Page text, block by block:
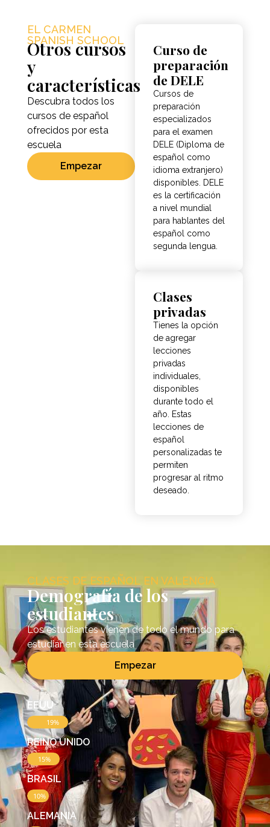
EL CARMEN
SPANISH SCHOOL
Otros cursos
y
características
Descubra todos los
cursos de español
ofrecidos por esta
escuela
Empezar
Curso de
preparación
de DELE
Cursos de
preparación
especializados
para el examen
DELE (Diploma de
español como
idioma extranjero)
disponibles. DELE
es la certificación
a nivel mundial
para hablantes del
español como
segunda lengua.
Clases
privadas
Tienes la opción
de agregar
lecciones
privadas
individuales,
disponibles
durante todo el
año. Estas
lecciones de
español
personalizadas te
permiten
progresar al ritmo
deseado.
CLASES DE ESPAÑOL EN VALENCIA
Demografía de los
estudiantes
Los estudiantes vienen de todo el mundo para
estudiar en esta escuela
Empezar
EEUU
19%
REINO UNIDO
15%
BRASIL
10%
ALEMANIA